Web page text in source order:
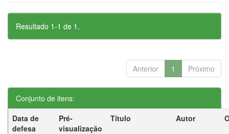
Resultado 1-1 de 1.
Anterior 1 Próximo
Conjunto de itens:
Data de
defesa
Pré-
visualização
Título Autor